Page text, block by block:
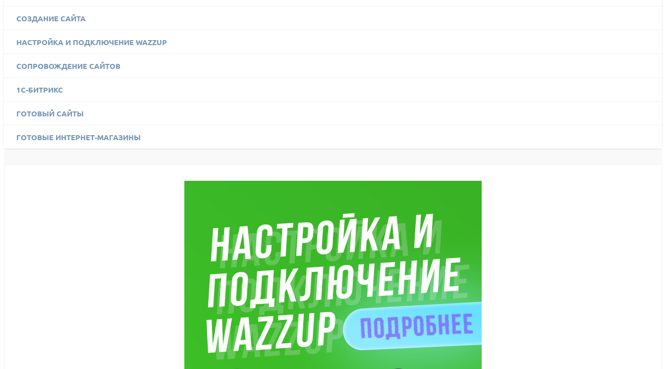
СОЗДАНИЕ САЙТА
НАСТРОЙКА И ПОДКЛЮЧЕНИЕ WAZZUP
СОПРОВОЖДЕНИЕ САЙТОВ
1C-БИТРИКС
ГОТОВЫЙ САЙТЫ
ГОТОВЫЕ ИНТЕРНЕТ-МАГАЗИНЫ